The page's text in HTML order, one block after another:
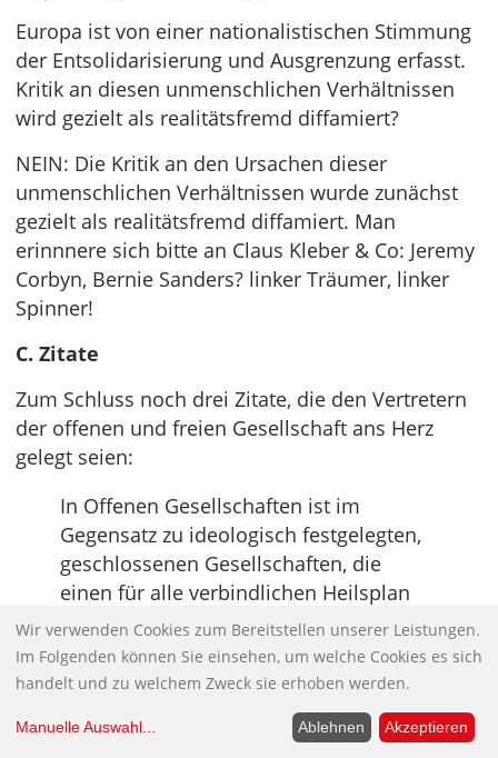
Europa ist von einer nationalistischen Stimmung
der Entsolidarisierung und Ausgrenzung erfasst.
Kritik an diesen unmenschlichen Verhältnissen
wird gezielt als realitätsfremd diffamiert?
NEIN: Die Kritik an den Ursachen dieser
unmenschlichen Verhältnissen wurde zunächst
gezielt als realitätsfremd diffamiert. Man
erinnnere sich bitte an Claus Kleber & Co: Jeremy
Corbyn, Bernie Sanders? linker Träumer, linker
Spinner!
C. Zitate
Zum Schluss noch drei Zitate, die den Vertretern
der offenen und freien Gesellschaft ans Herz
gelegt seien:
In Offenen Gesellschaften ist im
Gegensatz zu ideologisch festgelegten,
geschlossenen Gesellschaften, die
einen für alle verbindlichen Heilsplan
verfolgen, ein intellektueller
Meinungsaustausch gestattet, der auch
kulturelle Veränderungen ermöglicht.
(Wikipedia über die Vorstellung der
Offenen Gesellschaft, im deutschen
Wir verwenden Cookies zum Bereitstellen unserer Leistungen.
Im Folgenden können Sie einsehen, um welche Cookies es sich
handelt und zu welchem Zweck sie erhoben werden.
Manuelle Auswahl... Ablehnen Akzeptieren